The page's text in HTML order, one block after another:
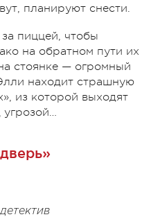
планируют снести.
пиццей, чтобы
на обратном пути их
стоянке — огромный
находит страшную
из которой выходят
угрозой…